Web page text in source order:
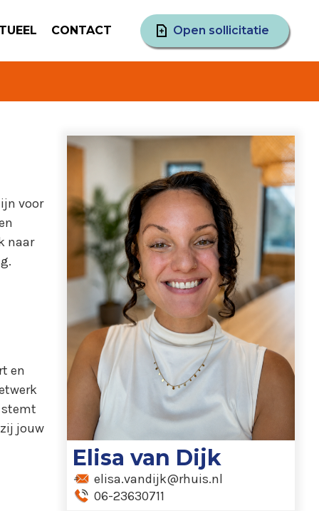
CONTACT Open sollicitatie
voor
naar
en
stemt
jouw
Elisa van Dijk
elisa.vandijk@rhuis.nl
06-23630711